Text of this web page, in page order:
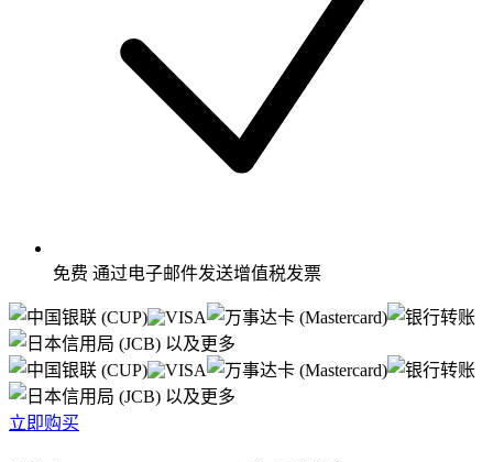
免费 通过电子邮件发送增值税发票
以及更多
以及更多
立即购买